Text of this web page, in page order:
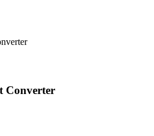
Converter